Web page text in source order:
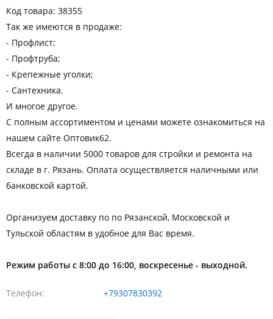
Код товара: 38355
Так же имеются в продаже:
- Профлист;
- Профтруба;
- Крепежные уголки;
- Сантехника.
И многое другое.
С полным ассортиментом и ценами можете ознакомиться на
нашем сайте Оптовик62.
Всегда в наличии 5000 товаров для стройки и ремонта на
складе в г. Рязань. Оплата осуществляется наличными или
банковской картой.
Организуем доставку по по Рязанской, Московской и
Тульской областям в удобное для Вас время.
Режим работы с 8:00 до 16:00, воскресенье - выходной.
Телефон +79307830392